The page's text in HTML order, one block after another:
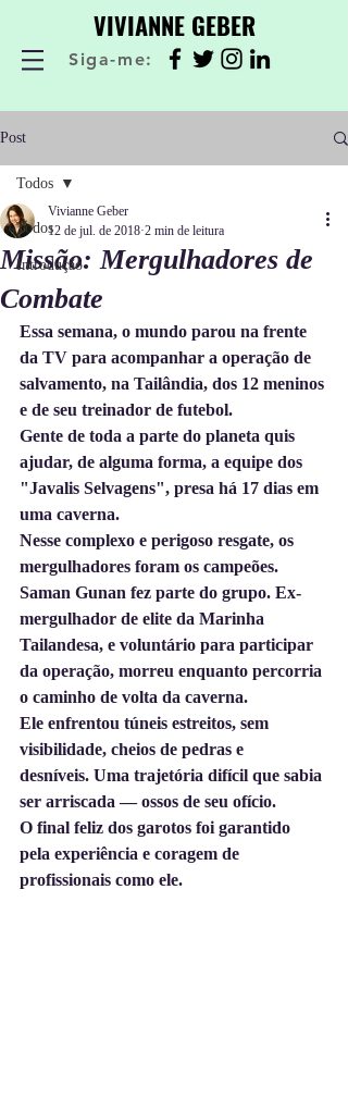
VIVIANNE GEBER
Siga-me:
Post
Todos
Introdução
Todos
Missão: Mergulhadores de
Combate
Vivianne Geber
12 de jul. de 2018 2 min de leitura
Essa semana, o mundo parou na frente
da TV para acompanhar a operação de
salvamento, na Tailândia, dos 12 meninos
e de seu treinador de futebol.
Gente de toda a parte do planeta quis
ajudar, de alguma forma, a equipe dos
"Javalis Selvagens", presa há 17 dias em
uma caverna.
Nesse complexo e perigoso resgate, os
mergulhadores foram os campeões.
Saman Gunan fez parte do grupo. Ex-
mergulhador de elite da Marinha
Tailandesa, e voluntário para participar
da operação, morreu enquanto percorria
o caminho de volta da caverna.
Ele enfrentou túneis estreitos, sem
visibilidade, cheios de pedras e
desníveis. Uma trajetória difícil que sabia
ser arriscada — ossos de seu ofício.
O final feliz dos garotos foi garantido
pela experiência e coragem de
profissionais como ele.